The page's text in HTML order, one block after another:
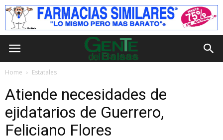
Home Estatales
Atiende necesidades de
ejidatarios de Guerrero,
Feliciano Flores